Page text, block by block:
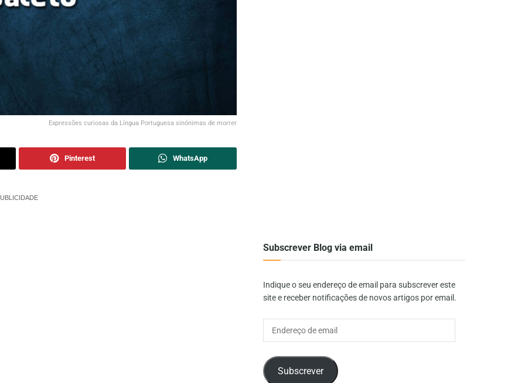
Expressões curiosas da Língua Portuguesa sinónimas de morrer
Pinterest WhatsApp
Subscrever Blog via email
Indique o seu endereço de email para subscrever este
site e receber notificações de novos artigos por email.
Subscrever